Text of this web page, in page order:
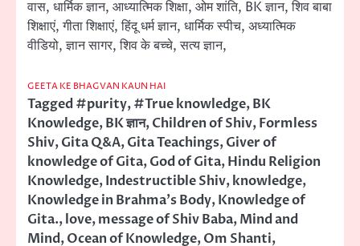
वास, धार्मिक ज्ञान, आध्यात्मिक शिक्षा, ओम शांति, BK ज्ञान, शिव बाबा
शिक्षाएं, गीता शिक्षाएं, हिंदू धर्म ज्ञान, धार्मिक स्पीच, अध्यात्मिक
वीडियो, ज्ञान सागर, शिव के बच्चे, सत्य ज्ञान,
GEETA KE BHAGVAN KAUN HAI
Tagged#purity,#True knowledge,BK
Knowledge,BK ज्ञान,Children of Shiv,Formless
Shiv,Gita Q&A,Gita Teachings,Giver of
knowledge of Gita,God of Gita,Hindu Religion
Knowledge,Indestructible Shiv,knowledge,
Knowledge in Brahma's Body,Knowledge of
Gita.,love,message of Shiv Baba,Mind and
Mind,Ocean of Knowledge,Om Shanti,